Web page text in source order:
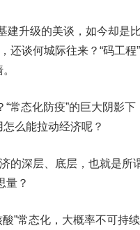
升级的美谈，如今却是
还谈何城际往来？“码工程
“常态化防疫”的巨大阴影
么能拉动经济呢？
深层、底层，也就是所谓
量？
酸”常态化，大概率不可持